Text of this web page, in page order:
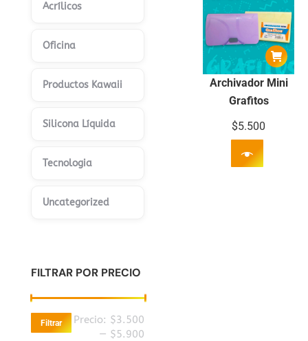
Archivador Mini
Grafitos
$5.500
Acrílicos
Oficina
Productos Kawaii
Silicona Líquida
Tecnologia
Uncategorized
FILTRAR POR PRECIO
Filtrar Precio: $3.500
— $5.900